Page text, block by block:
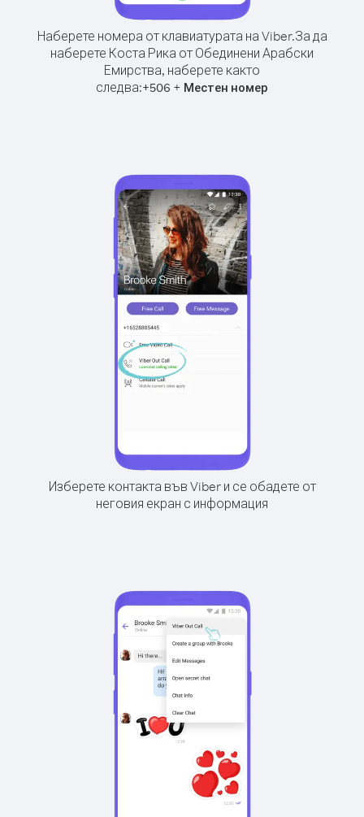
Наберете номера от клавиатурата на Viber.За да
наберете Коста Рика от Обединени Арабски
Емирства, наберете както
следва:+506 + Местен номер
Изберете контакта във Viber и се обадете от
неговия екран с информация